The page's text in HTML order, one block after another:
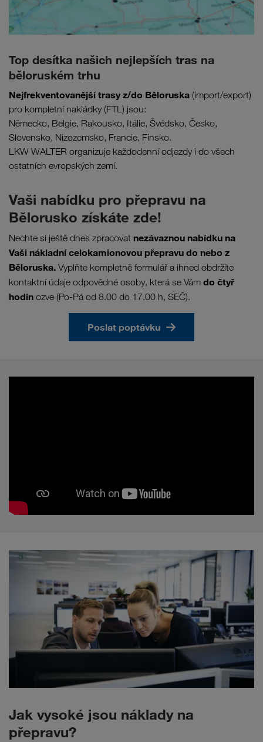
Top desítka našich nejlepších tras na
běloruském trhu
Nejfrekventovanější trasy z/do Běloruska (import/export)
pro kompletní nakládky (FTL) jsou:
Německo, Belgie, Rakousko, Itálie, Švédsko, Česko,
Slovensko, Nizozemsko, Francie, Finsko.
LKW WALTER organizuje každodenní odjezdy i do všech
ostatních evropských zemí.
Vaši nabídku pro přepravu na
Bělorusko získáte zde!
Nechte si ještě dnes zpracovat nezávaznou nabídku na
Vaši nákladní celokamionovou přepravu do nebo z
Běloruska. Vyplňte kompletně formulář a ihned obdržíte
kontaktní údaje odpovědné osoby, která se Vám do čtyř
hodin ozve (Po-Pá od 8.00 do 17.00 h, SEČ).
Poslat poptávku
Jak vysoké jsou náklady na
přepravu?